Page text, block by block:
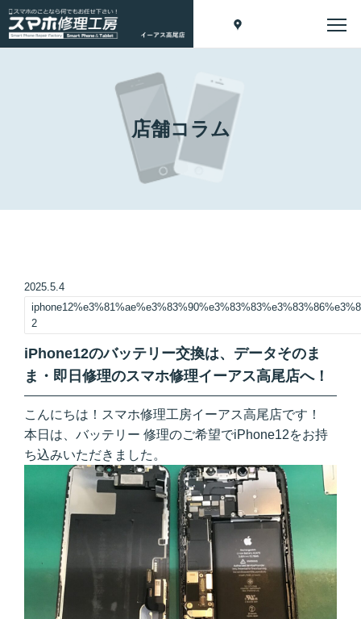
店舗コラム
2025.5.4
2
iPhone12のバッテリー交換は、データそのま
ま・即日修理のスマホ修理イーアス高尾店へ！
こんにちは！スマホ修理工房イーアス高尾店です！
本日は、バッテリー 修理のご希望でiPhone12をお持
ち込みいただきました。